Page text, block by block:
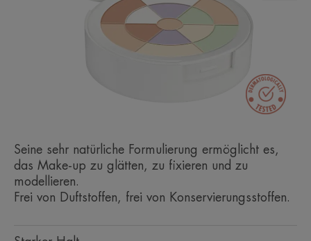
Seine sehr natürliche Formulierung ermöglicht es,
das Make-up zu glätten, zu fixieren und zu
modellieren.
Frei von Duftstoffen, frei von Konservierungsstoffen.